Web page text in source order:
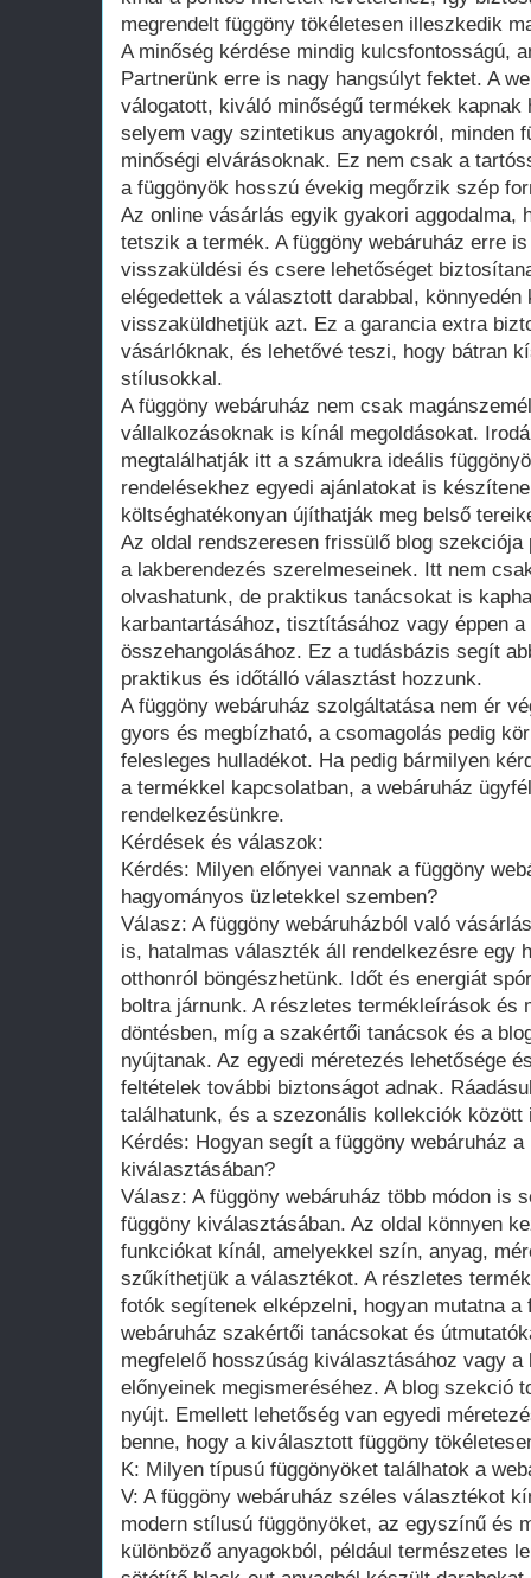
megrendelt függöny tökéletesen illeszkedik
A minőség kérdése mindig kulcsfontosságú,
Partnerünk erre is nagy hangsúlyt fektet. A
válogatott, kiváló minőségű termékek
selyem vagy szintetikus anyagokról, minden
minőségi elvárásoknak. Ez nem csak a
a függönyök hosszú évekig megőrzik szép
Az online vásárlás egyik gyakori aggodalma,
tetszik a termék. A függöny webáruház erre
visszaküldési és csere lehetőséget
elégedettek a választott darabbal,
visszaküldhetjük azt. Ez a garancia extra
vásárlóknak, és lehetővé teszi, hogy bátran
stílusokkal.
A függöny webáruház nem csak
vállalkozásoknak is kínál megoldásokat.
megtalálhatják itt a számukra ideális
rendelésekhez egyedi ajánlatokat is
költséghatékonyan újíthatják meg belső
Az oldal rendszeresen frissülő blog
a lakberendezés szerelmeseinek. Itt nem
olvashatunk, de praktikus tanácsokat is
karbantartásához, tisztításához vagy éppen
összehangolásához. Ez a tudásbázis segít
praktikus és időtálló választást hozzunk.
A függöny webáruház szolgáltatása nem ér
gyors és megbízható, a csomagolás pedig
felesleges hulladékot. Ha pedig bármilyen
a termékkel kapcsolatban, a webáruház
rendelkezésünkre.
Kérdések és válaszok:
Kérdés: Milyen előnyei vannak a függöny
hagyományos üzletekkel szemben?
Válasz: A függöny webáruházból való
is, hatalmas választék áll rendelkezésre egy
otthonról böngészhetünk. Időt és energiát
boltra járnunk. A részletes termékleírások és
döntésben, míg a szakértői tanácsok és a
nyújtanak. Az egyedi méretezés lehetősége
feltételek további biztonságot adnak.
találhatunk, és a szezonális kollekciók között
Kérdés: Hogyan segít a függöny webáruház a
kiválasztásában?
Válasz: A függöny webáruház több módon is
függöny kiválasztásában. Az oldal könnyen
funkciókat kínál, amelyekkel szín, anyag,
szűkíthetjük a választékot. A részletes
fotók segítenek elképzelni, hogyan mutatna a
webáruház szakértői tanácsokat és
megfelelő hosszúság kiválasztásához vagy
előnyeinek megismeréséhez. A blog szekció
nyújt. Emellett lehetőség van egyedi
benne, hogy a kiválasztott függöny
K: Milyen típusú függönyöket találhatok a
V: A függöny webáruház széles választékot
modern stílusú függönyöket, az egyszínű és
különböző anyagokból, például természetes